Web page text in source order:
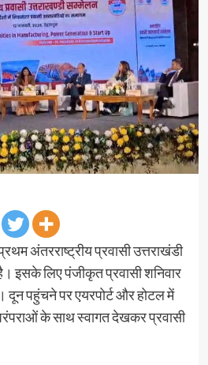
अंतरराष्ट्रीय प्रवासी उत्तराखंडी
इसके लिए पंजीकृत प्रवासी शनिवार
दून पहुंचने पर एयरपोर्ट और होटल में
के साथ स्वागत देखकर प्रवासी